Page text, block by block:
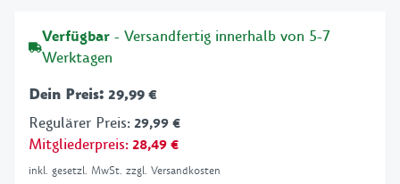
Verfügbar - Versandfertig innerhalb von 5-7
Werktagen
Dein Preis: 29,99 €
Regulärer Preis: 29,99 €
Mitgliederpreis: 28,49 €
inkl. gesetzl. MwSt. zzgl. Versandkosten